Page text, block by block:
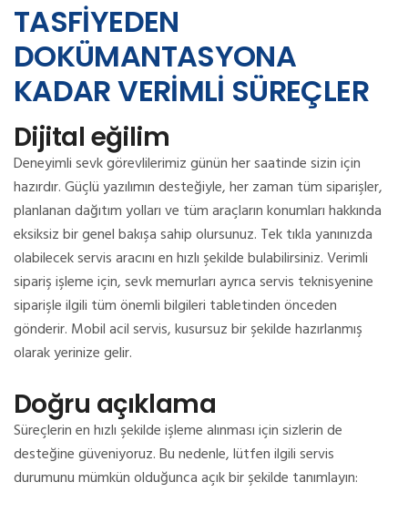
TASFİYEDEN
DOKÜMANTASYONA
KADAR VERİMLİ SÜREÇLER
Dijital eğilim
Deneyimli sevk görevlilerimiz günün her saatinde sizin için
hazırdır.Güçlü yazılımın desteğiyle, her zaman tüm siparişler,
planlanan dağıtım yolları ve tüm araçların konumları hakkında
eksiksiz bir genel bakışa sahip olursunuz. Tek tıkla yanınızda
olabilecek servis aracını en hızlı şekilde bulabilirsiniz.Verimli
sipariş işleme için, sevk memurları ayrıca servis teknisyenine
siparişle ilgili tüm önemli bilgileri tabletinden önceden
gönderir. Mobil acil servis, kusursuz bir şekilde hazırlanmış
olarak yerinize gelir.
Doğru açıklama
Süreçlerin en hızlı şekilde işleme alınması için sizlerin de
desteğine güveniyoruz.Bu nedenle, lütfen ilgili servis
durumunu mümkün olduğunca açık bir şekilde tanımlayın: